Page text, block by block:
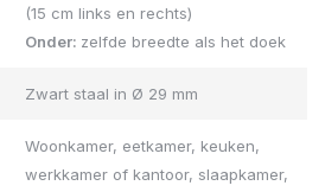
(15 cm links en rechts)
Onder: zelfde breedte als het doek
Zwart staal in Ø 29 mm
Woonkamer, eetkamer, keuken,
werkkamer of kantoor, slaapkamer,